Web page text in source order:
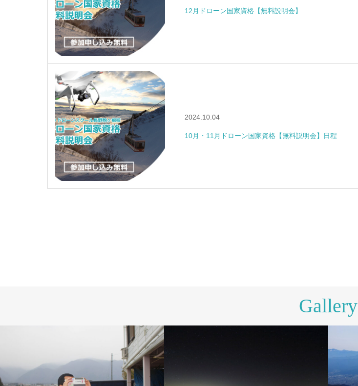
12月ドローン国家資格【無料説明会】
2024.10.04
10月・11月ドローン国家資格【無料説明会】日程
Gallery